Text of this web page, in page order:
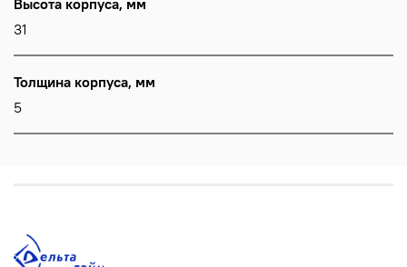
31
Толщина корпуса, мм
5